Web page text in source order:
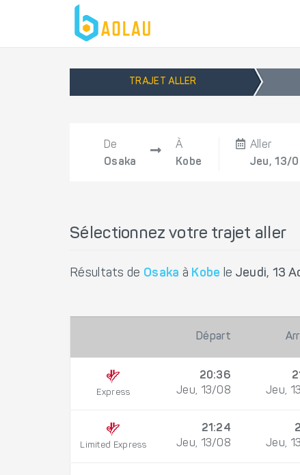
TRAJET ALLER
De
Osaka
À
Kobe
Aller
Jeu, 13/
Sélectionnez votre trajet aller
Résultats de Osaka à Kobe le Jeudi, 13
Départ
Express
20:36
Jeu, 13/08
Jeu,
Limited Express
21:24
Jeu, 13/08
Jeu,